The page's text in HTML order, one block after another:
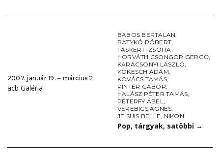
2007. január 19. ‒ március 2.
acb Galéria
BABOS BERTALAN,
BATYKÓ RÓBERT,
FÁSKERTI ZSÓFIA,
HORVÁTH CSONGOR GERGŐ,
KARÁCSONYI LÁSZLÓ,
KOKESCH ÁDÁM,
KOVÁCS TAMÁS,
PINTÉR GÁBOR,
HALÁSZ PÉTER TAMÁS,
PÉTERFY ÁBEL,
VEREBICS ÁGNES,
JE SUIS BELLE, NIKON
Pop, tárgyak, satöbbi →